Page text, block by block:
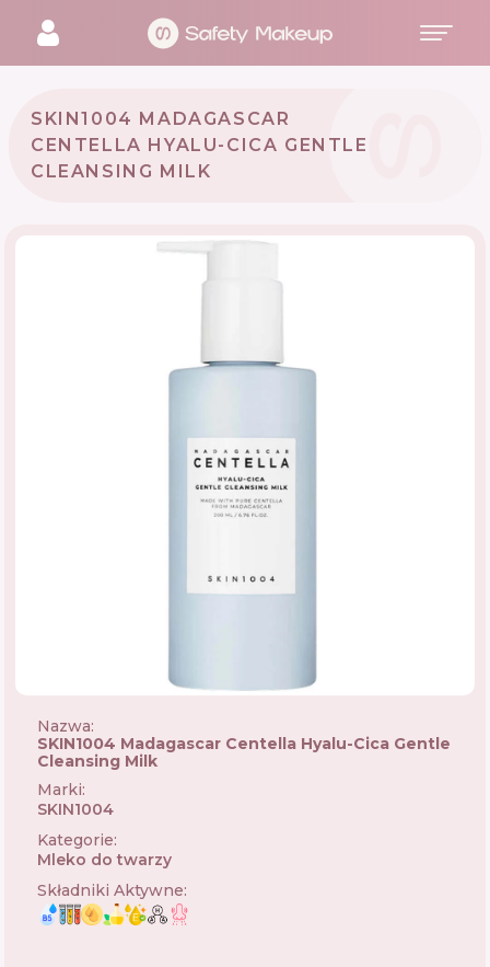
SKIN1004 MADAGASCAR
CENTELLA HYALU-CICA GENTLE
CLEANSING MILK
Nazwa:
SKIN1004 Madagascar Centella Hyalu-Cica Gentle
Cleansing Milk
Marki:
SKIN1004
Kategorie:
Mleko do twarzy
Składniki Aktywne: